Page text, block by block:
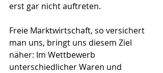
erst gar nicht auftreten.
Freie Marktwirtschaft, so versichert
man uns, bringt uns diesem Ziel
näher: Im Wettbewerb
unterschiedlicher Waren und